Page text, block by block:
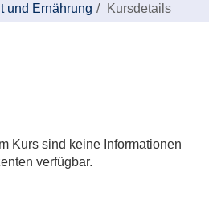
und Ernährung Kursdetails
Kurs sind keine Informationen
verfügbar.